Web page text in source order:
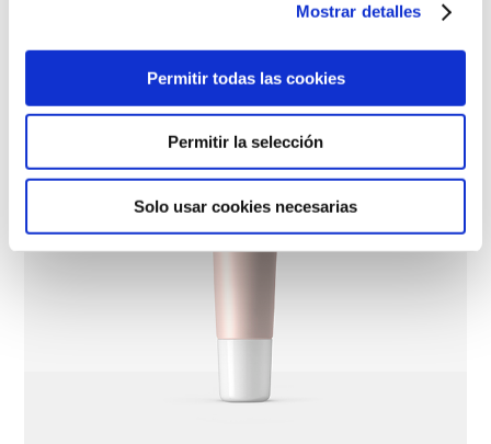
Mostrar detalles
Permitir todas las cookies
Permitir la selección
Solo usar cookies necesarias